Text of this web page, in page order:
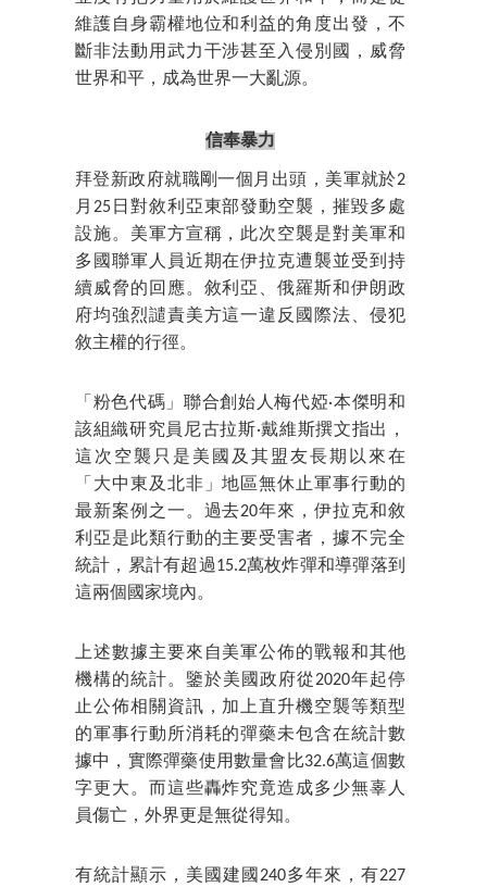
維護自身霸權地位和利益的角度出發，不
斷非法動用武力干涉甚至入侵別國，威脅
世界和平，成為世界一大亂源。
信奉暴力
拜登新政府就職剛一個月出頭，美軍就於2
月25日對敘利亞東部發動空襲，摧毀多處
設施。美軍方宣稱，此次空襲是對美軍和
多國聯軍人員近期在伊拉克遭襲並受到持
續威脅的回應。敘利亞、俄羅斯和伊朗政
府均強烈譴責美方這一違反國際法、侵犯
敘主權的行徑。
「粉色代碼」聯合創始人梅代婭·本傑明和
該組織研究員尼古拉斯·戴維斯撰文指出，
這次空襲只是美國及其盟友長期以來在
「大中東及北非」地區無休止軍事行動的
最新案例之一。過去20年來，伊拉克和敘
利亞是此類行動的主要受害者，據不完全
統計，累計有超過15.2萬枚炸彈和導彈落到
這兩個國家境內。
上述數據主要來自美軍公佈的戰報和其他
機構的統計。鑒於美國政府從2020年起停
止公佈相關資訊，加上直升機空襲等類型
的軍事行動所消耗的彈藥未包含在統計數
據中，實際彈藥使用數量會比32.6萬這個數
字更大。而這些轟炸究竟造成多少無辜人
員傷亡，外界更是無從得知。
有統計顯示，美國建國240多年來，有227